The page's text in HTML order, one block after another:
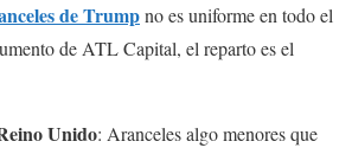
de Trumpno es uniforme en todo el
de ATL Capital, el reparto es el
Unido: Aranceles algo menores que